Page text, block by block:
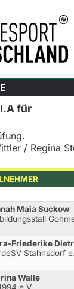
für
/ Regina
Maia Suckow
Friederike
Stahnsdorf
Walle
e.V.